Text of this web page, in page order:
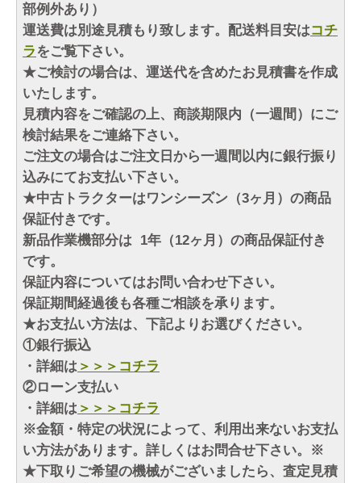
部例外あり）
運送費は別途見積もり致します。配送料目安はコチ
ラをご覧下さい。
★ご検討の場合は、運送代を含めたお見積書を作成
いたします。
見積内容をご確認の上、商談期限内（一週間）にご
検討結果をご連絡下さい。
ご注文の場合はご注文日から一週間以内に銀行振り
込みにてお支払い下さい。
★中古トラクターはワンシーズン（3ヶ月）の商品
保証付きです。
新品作業機部分は 1年（12ヶ月）の商品保証付き
です。
保証内容についてはお問い合わせ下さい。
保証期間経過後も各種ご相談を承ります。
★お支払い方法は、下記よりお選びください。
①銀行振込
・詳細は ＞＞＞コチラ
②ローン支払い
・詳細は ＞＞＞コチラ
※金額・特定の状況によって、利用出来ないお支払
い方法があります。詳しくはお問合せ下さい。※
★下取りご希望の機械がございましたら、査定見積